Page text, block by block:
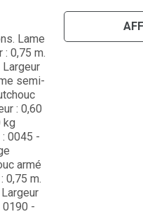
Lame
0,75 m.
Largeur
semi-
: 0,60
kg
0045 -
armé
0,75 m.
0190 -